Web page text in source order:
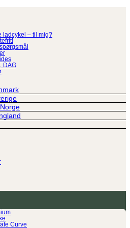
ladcykel – til mig?
DAG
Norge
Curve